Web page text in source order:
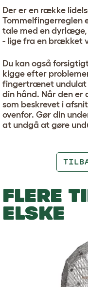
Der er en række
Tommelfingerreglen
tale med en
- lige fra en brækket
Du kan også
kigge efter
fingertrænet undulat
din hånd. Når den er
som beskrevet i
ovenfor. Gør din
at undgå at gøre
FLERE
ELSKE